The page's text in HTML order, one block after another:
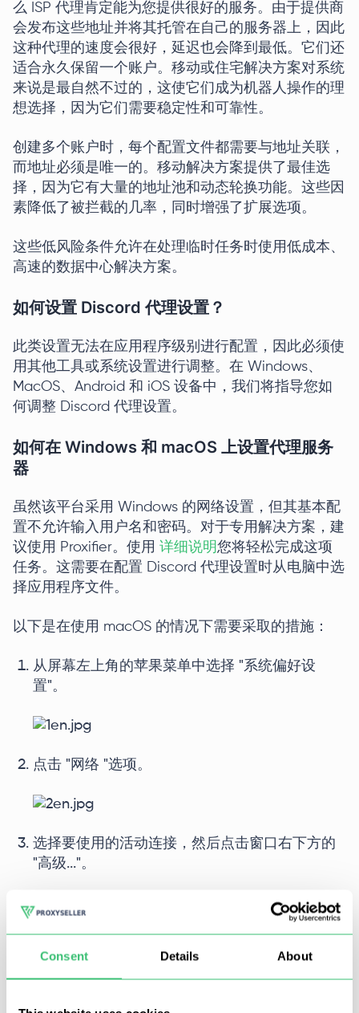
Consent Details About
么 ISP 代理肯定能为您提供很好的服务。由于提供商
会发布这些地址并将其托管在自己的服务器上，因此
这种代理的速度会很好，延迟也会降到最低。它们还
适合永久保留一个账户。移动或住宅解决方案对系统
来说是最自然不过的，这使它们成为机器人操作的理
想选择，因为它们需要稳定性和可靠性。
创建多个账户时，每个配置文件都需要与地址关联，
而地址必须是唯一的。移动解决方案提供了最佳选
择，因为它有大量的地址池和动态轮换功能。这些因
素降低了被拦截的几率，同时增强了扩展选项。
这些低风险条件允许在处理临时任务时使用低成本、
高速的数据中心解决方案。
如何设置 Discord 代理设置？
此类设置无法在应用程序级别进行配置，因此必须使
用其他工具或系统设置进行调整。在 Windows、
MacOS、Android 和 iOS 设备中，我们将指导您如
何调整 Discord 代理设置。
如何在 Windows 和 macOS 上设置代理服务
器
虽然该平台采用 Windows 的网络设置，但其基本配
置不允许输入用户名和密码。对于专用解决方案，建
议使用 Proxifier。使用 详细说明您将轻松完成这项
任务。这需要在配置 Discord 代理设置时从电脑中选
择应用程序文件。
以下是在使用 macOS 的情况下需要采取的措施：
从屏幕左上角的苹果菜单中选择 "系统偏好设
置"。
点击 "网络 "选项。
选择要使用的活动连接，然后点击窗口右下方的
"高级..."。
HTTP、HTTPS 或 SOCKS。键入服务器地址和端
口号。如果有用户名和密码凭证要求，请选中相